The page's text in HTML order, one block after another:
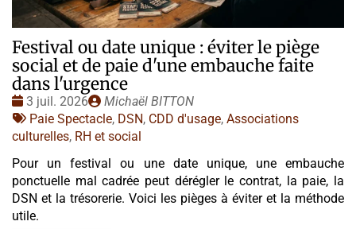
Festival ou date unique : éviter le piège
social et de paie d'une embauche faite
dans l'urgence
Date
:
3 juil. 2026
Publié
par
Michaël BITTON
Tags
:
Paie Spectacle, DSN, CDD d'usage, Associations
culturelles, RH et social
Pour un festival ou une date unique, une embauche
ponctuelle mal cadrée peut dérégler le contrat, la paie, la
DSN et la trésorerie. Voici les pièges à éviter et la méthode
utile.